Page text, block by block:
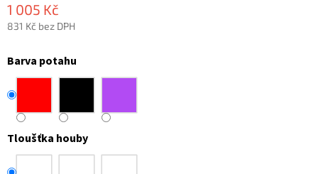
1 005 Kč
831 Kč bez DPH
cena:
Barva potahu
Tloušťka houby